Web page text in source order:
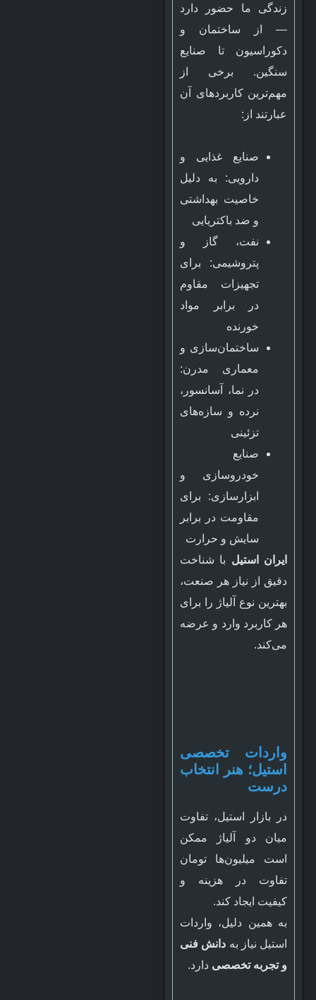
زندگی ما حضور دارد
— از ساختمان و
دکوراسیون تا صنایع
سنگین. برخی از
مهم‌ترین کاربردهای آن
عبارتند از:
صنایع غذایی و
دارویی: به دلیل
خاصیت بهداشتی
و ضد باکتریایی
نفت، گاز و
پتروشیمی: برای
تجهیزات مقاوم
در برابر مواد
خورنده
ساختمان‌سازی و
معماری مدرن:
در نما، آسانسور،
نرده و سازه‌های
تزئینی
صنایع
خودروسازی و
ابزارسازی: برای
مقاومت در برابر
سایش و حرارت
ایران استیل با شناخت
دقیق از نیاز هر صنعت،
بهترین نوع آلیاژ را برای
هر کاربرد وارد و عرضه
می‌کند.
واردات تخصصی
استیل؛ هنر انتخاب
درست
در بازار استیل، تفاوت
میان دو آلیاژ ممکن
است میلیون‌ها تومان
تفاوت در هزینه و
کیفیت ایجاد کند.
به همین دلیل، واردات
استیل نیاز به دانش فنی
و تجربه تخصصی دارد.